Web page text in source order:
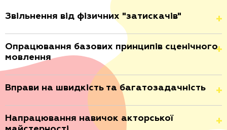
Звільнення від фізичних "затискачів"
Опрацювання базових принципів сценічного
мовлення
Вправи на швидкість та багатозадачність
Напрацювання навичок акторської